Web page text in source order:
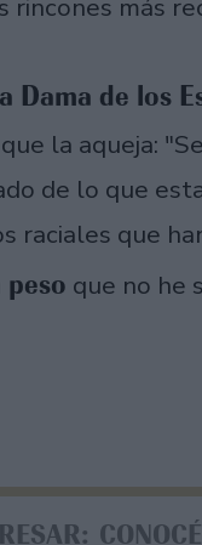
rincones más
Dama de los
la aqueja:
de lo que
raciales que
peso que no he